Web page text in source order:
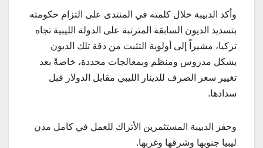
وأكد الدبيبة خلال كلمته في المنتدى على التزام حكومته
بتسديد الديون السابقة المترتبة على الدولة الليبية تجاه
تركيا، مشيراً إلى أولوية التثبت من دقة تلك الديون
بشكل مدروس ومنظم وبمعالجات محددة، خاصةً بعد
تغيير سعر الصرف للدينار الليبي مقابل الدولار قبل
سدادها.
وحفز الدبيبة المستثمرين الأتراك للعمل في كامل مدن
ليبيا جنوبها وشرقها وغربها.